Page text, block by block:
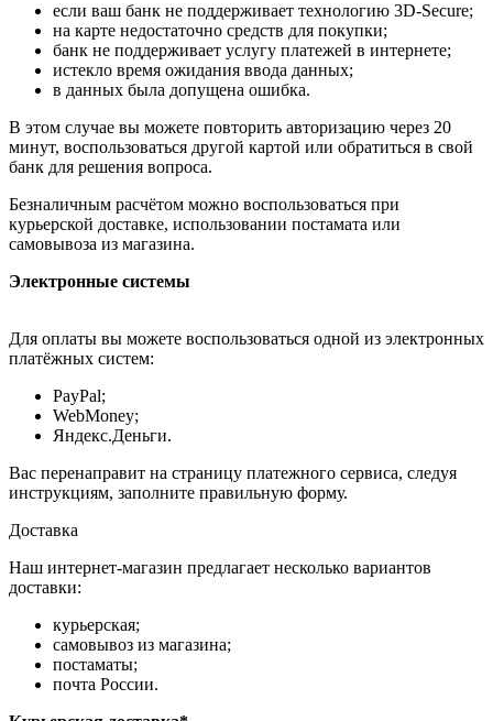
если ваш банк не поддерживает технологию 3D-Secure;
на карте недостаточно средств для покупки;
банк не поддерживает услугу платежей в интернете;
истекло время ожидания ввода данных;
в данных была допущена ошибка.
В этом случае вы можете повторить авторизацию через 20
минут, воспользоваться другой картой или обратиться в свой
банк для решения вопроса.
Безналичным расчётом можно воспользоваться при
курьерской доставке, использовании постамата или
самовывоза из магазина.
Электронные системы
Для оплаты вы можете воспользоваться одной из электронных
платёжных систем:
PayPal;
WebMoney;
Яндекс.Деньги.
Вас перенаправит на страницу платежного сервиса, следуя
инструкциям, заполните правильную форму.
Доставка
Наш интернет-магазин предлагает несколько вариантов
доставки:
курьерская;
самовывоз из магазина;
постаматы;
почта России.